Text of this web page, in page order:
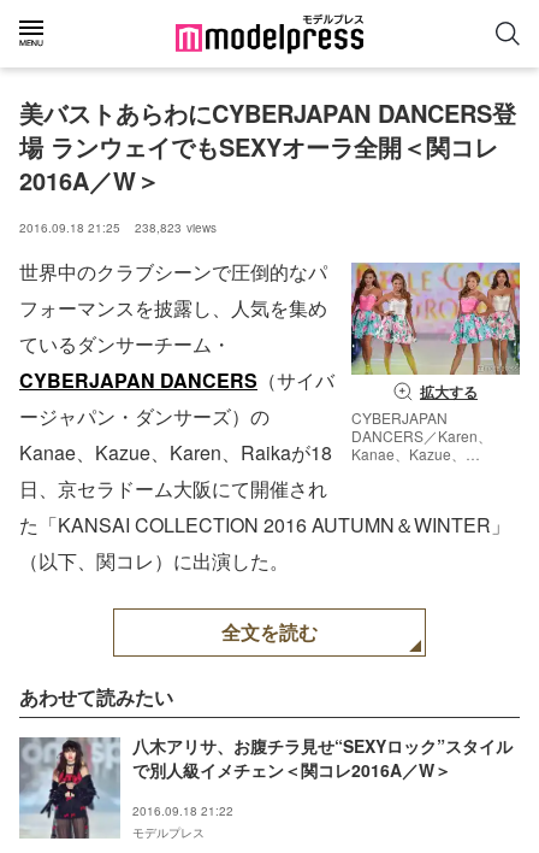
美バストあらわにCYBERJAPAN DANCERS登
場 ランウェイでもSEXYオーラ全開＜関コレ
2016A／W＞
2016.09.18 21:25 238,823 views
拡大する
CYBERJAPAN
DANCERS／Karen、
Kanae、Kazue、
世界中のクラブシーンで圧倒的なパ
フォーマンスを披露し、人気を集め
ているダンサーチーム・
CYBERJAPAN DANCERS （サイバ
ージャパン・ダンサーズ）の
Kanae、Kazue、Karen、Raikaが18
日、京セラドーム大阪にて開催され
た「KANSAI COLLECTION 2016 AUTUMN＆WINTER」
（以下、関コレ）に出演した。
全文を読む
あわせて読みたい
八木アリサ、お腹チラ見せ“SEXYロック”スタイル
で別人級イメチェン＜関コレ2016A／W＞
2016.09.18 21:22
モデルプレス